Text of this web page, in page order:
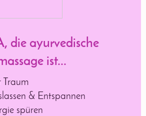
die ayurvedische
ist...
Traum
& Entspannen
spüren